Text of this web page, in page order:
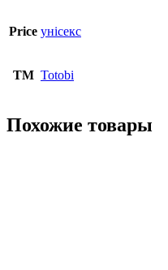
Price унісекс
ТМ Totobi
Похожие товары